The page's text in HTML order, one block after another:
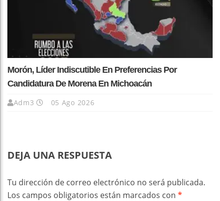
Morón, Líder Indiscutible En Preferencias Por
Candidatura De Morena En Michoacán
Adm3 05 Ago 2026
DEJA UNA RESPUESTA
Tu dirección de correo electrónico no será publicada.
Los campos obligatorios están marcados con *